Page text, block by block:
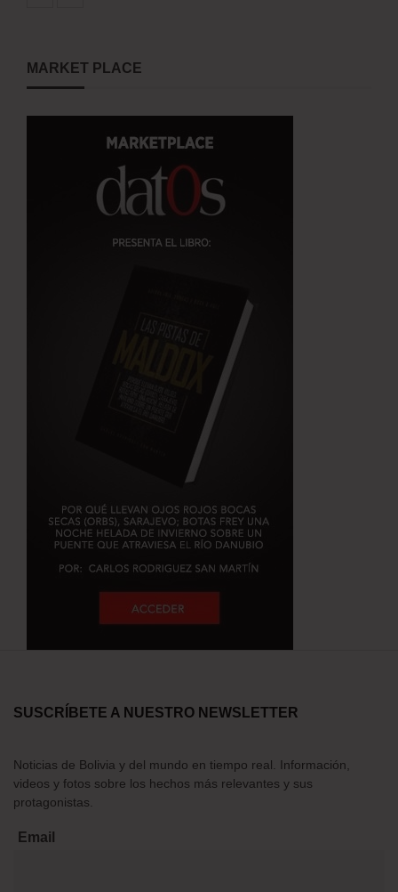
MARKET PLACE
SUSCRÍBETE A NUESTRO NEWSLETTER
Noticias de Bolivia y del mundo en tiempo real. Información,
videos y fotos sobre los hechos más relevantes y sus
protagonistas.
Email